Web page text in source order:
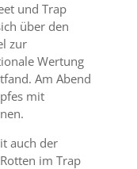
und Trap
über den
zur
Wertung
Am Abend
mit
auch der
im Trap